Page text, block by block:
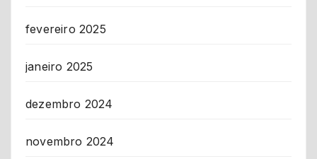
fevereiro 2025
janeiro 2025
dezembro 2024
novembro 2024